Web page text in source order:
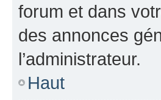
forum et dans
des annonces
l’administrateur.
Haut